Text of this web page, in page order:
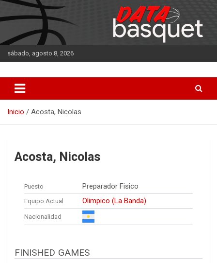
Saltar
al
contenido
sábado, agosto 8, 2026
DATA Basquet
Inicio Acosta, Nicolas
Acosta, Nicolas
Puesto Preparador Fisico
Equipo Actual Olimpico (La Banda)
Nacionalidad
FINISHED GAMES